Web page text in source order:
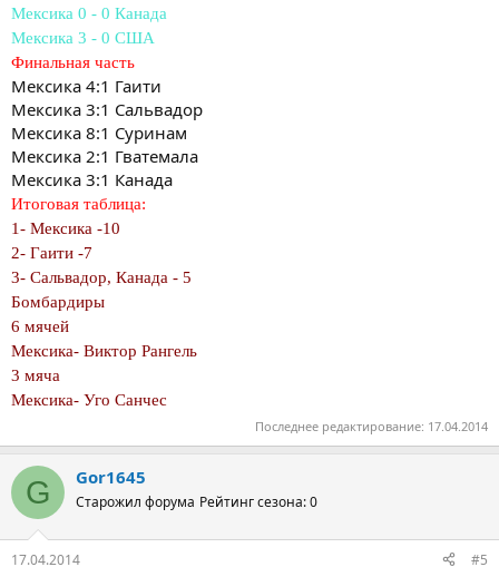
Мексика 0 - 0 Канада
Мексика 3 - 0 США
Финальная часть
Мексика 4:1 Гаити
Мексика 3:1 Сальвадор
Мексика 8:1 Суринам
Мексика 2:1 Гватемала
Мексика 3:1 Канада
Итоговая таблица:
1- Мексика -10
2- Гаити -7
3- Сальвадор, Канада - 5
Бомбардиры
6 мячей
Мексика- Виктор Рангель
3 мяча
Мексика- Уго Санчес
Последнее редактирование: 17.04.2014
G Gor1645
Старожил форума Рейтинг сезона: 0
17.04.2014 #5